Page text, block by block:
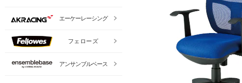
エーケーレーシング
フェローズ
アンサンブルベース